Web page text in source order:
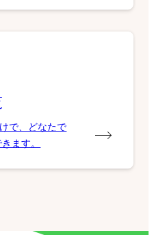
で、どなたで
ます。